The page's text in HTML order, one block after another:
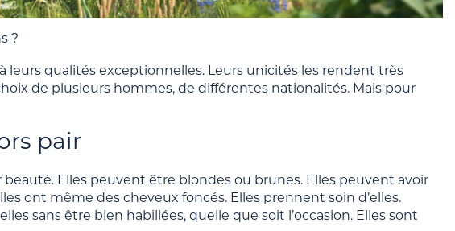
?
leurs qualités exceptionnelles. Leurs unicités les rendent très
de plusieurs hommes, de différentes nationalités. Mais pour
pair
Elles peuvent être blondes ou brunes. Elles peuvent avoir
ont même des cheveux foncés. Elles prennent soin d’elles.
sans être bien habillées, quelle que soit l’occasion. Elles sont